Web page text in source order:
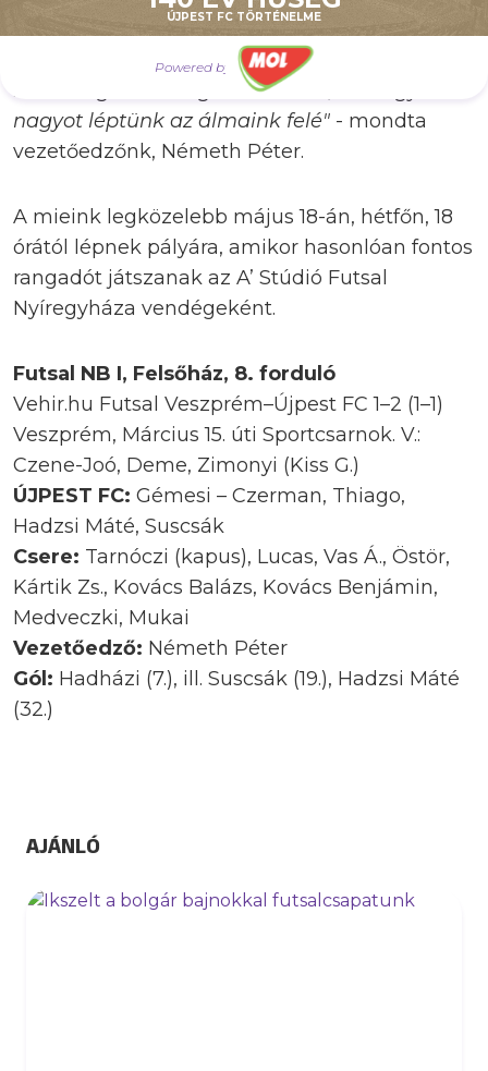
ÚJPEST FC TÖRTÉNELME
Powered by
azt csináltuk, amit kell. Készültünk az öt a
négy elleni játékra, volt abból egy-két
lehetőségük lecsorgó labdákból, de nagyon
nagyot léptünk az álmaink felé" - mondta
vezetőedzőnk, Németh Péter.
A mieink legközelebb május 18-án, hétfőn, 18
órától lépnek pályára, amikor hasonlóan fontos
rangadót játszanak az A’ Stúdió Futsal
Nyíregyháza vendégeként.
Futsal NB I, Felsőház, 8. forduló
Vehir.hu Futsal Veszprém–Újpest FC 1–2 (1–1)
Veszprém, Március 15. úti Sportcsarnok. V.:
Czene-Joó, Deme, Zimonyi (Kiss G.)
ÚJPEST FC: Gémesi – Czerman, Thiago,
Hadzsi Máté, Suscsák
Csere: Tarnóczi (kapus), Lucas, Vas Á., Östör,
Kártik Zs., Kovács Balázs, Kovács Benjámin,
Medveczki, Mukai
Vezetőedző: Németh Péter
Gól: Hadházi (7.), ill. Suscsák (19.), Hadzsi Máté
(32.)
AJÁNLÓ